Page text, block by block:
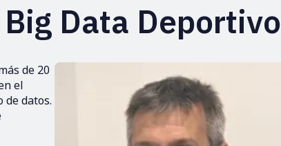
Data Deportivo
de 20
el
datos.